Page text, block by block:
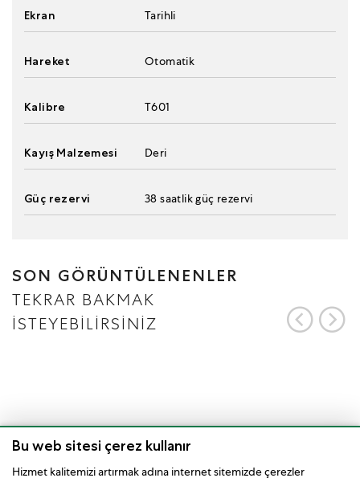
Ekran Tarihli
Hareket Otomatik
Kalibre T601
Kayış Malzemesi Deri
Güç rezervi 38 saatlik güç rezervi
SON GÖRÜNTÜLENENLER
TEKRAR BAKMAK
İSTEYEBİLİRSİNİZ
Bu web sitesi çerez kullanır
Hizmet kalitemizi artırmak adına internet sitemizde çerezler